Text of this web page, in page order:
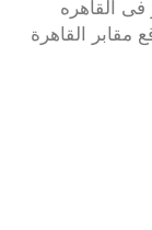
فى القاهره
مقابر القاهرة